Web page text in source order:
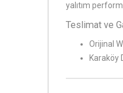
yalıtım
Teslimat ve
Orijinal
Karaköy